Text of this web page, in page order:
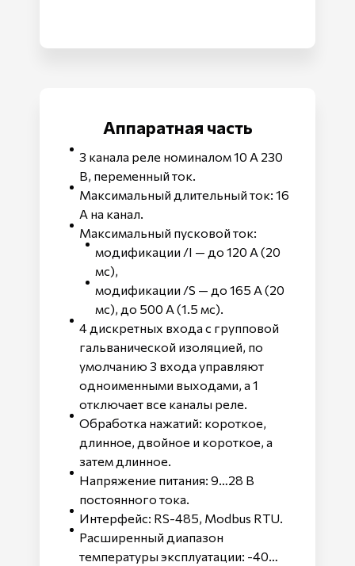
Аппаратная часть
3 канала реле номиналом 10 А 230
В, переменный ток.
Максимальный длительный ток: 16
А на канал.
Максимальный пусковой ток:
модификации /I — до 120 А (20
мс),
модификации /S — до 165 А (20
мс), до 500 А (1.5 мс).
4 дискретных входа с групповой
гальванической изоляцией, по
умолчанию 3 входа управляют
одноименными выходами, а 1
отключает все каналы реле.
Обработка нажатий: короткое,
длинное, двойное и короткое, а
затем длинное.
Напряжение питания: 9…28 В
постоянного тока.
Интерфейс: RS-485, Modbus RTU.
Расширенный диапазон
температуры эксплуатации: -40…